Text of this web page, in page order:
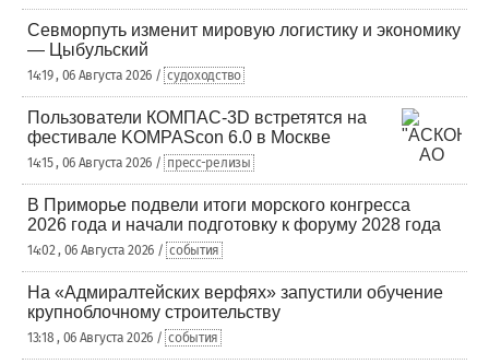
Севморпуть изменит мировую логистику и экономику
— Цыбульский
14:19 , 06 Августа 2026 / судоходство
Пользователи КОМПАС-3D встретятся на
фестивале KOMPAScon 6.0 в Москве
14:15 , 06 Августа 2026 / пресс-релизы
В Приморье подвели итоги морского конгресса
2026 года и начали подготовку к форуму 2028 года
14:02 , 06 Августа 2026 / события
На «Адмиралтейских верфях» запустили обучение
крупноблочному строительству
13:18 , 06 Августа 2026 / события